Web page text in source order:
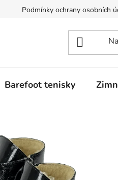
Podmínky ochrany osobních
Barefoot tenisky